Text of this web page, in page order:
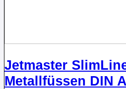
Jetmaster
Metallfüssen DIN